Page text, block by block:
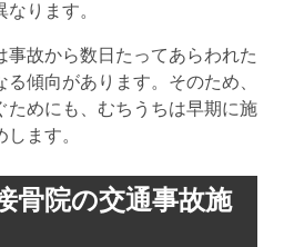
ります。
事故から数日たってあらわれた
傾向があります。そのため、
ためにも、むちうちは早期に施
ます。
骨院の交通事故施